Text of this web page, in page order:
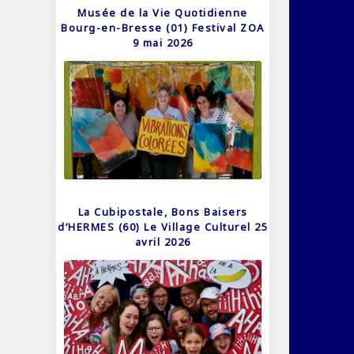
Musée de la Vie Quotidienne
Bourg-en-Bresse (01) Festival ZOA
9 mai 2026
La Cubipostale, Bons Baisers
d’HERMES (60) Le Village Culturel 25
avril 2026